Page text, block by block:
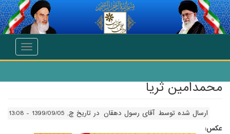
انتقال به محتوای اصلی
Toggle
محمدامین ثریا
ارسال شده توسط آقای رسول دهقان در تاریخ چ, 1399/09/05 - 13:08
عکس: